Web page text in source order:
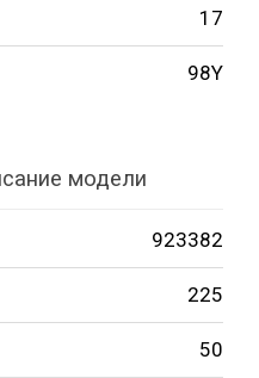
17
98Y
модели
923382
225
50